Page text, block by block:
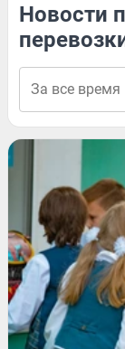
Новости